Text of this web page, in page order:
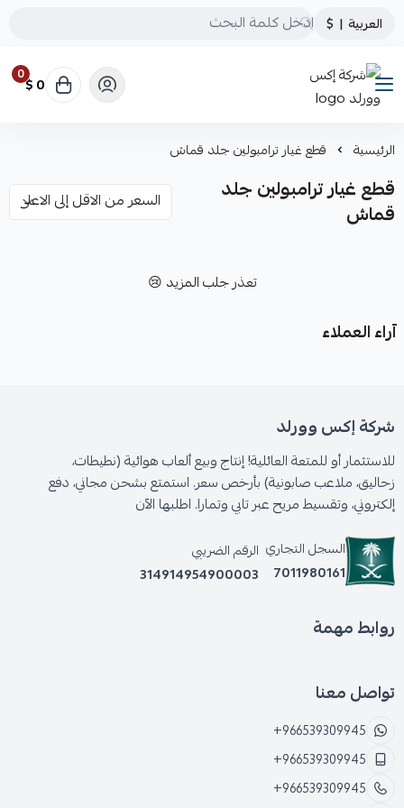
العربية |
$
شركة إكس وورلد
0 0 $
الرئيسية قطع غيار ترامبولين جلد قماش
قطع غيار ترامبولين جلد
قماش
تعذر جلب المزيد 😢
آراء العملاء
شركة إكس وورلد
للاستثمار أو للمتعة العائلية! إنتاج وبيع ألعاب هوائية (نطيطات،
زحاليق، ملاعب صابونية) بأرخص سعر. استمتع بشحن مجاني، دفع
إلكتروني، وتقسيط مريح عبر تابي وتمارا. اطلبها الآن
السجل التجاري
7011980161
الرقم الضريبي
314914954900003
روابط مهمة
تواصل معنا
+966539309945
+966539309945
+966539309945